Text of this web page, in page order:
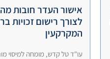
אישור העדר חובות
לצורך רישום זכויות
המקרקעין
עו"ד טל קדש, מומחה למיסוי